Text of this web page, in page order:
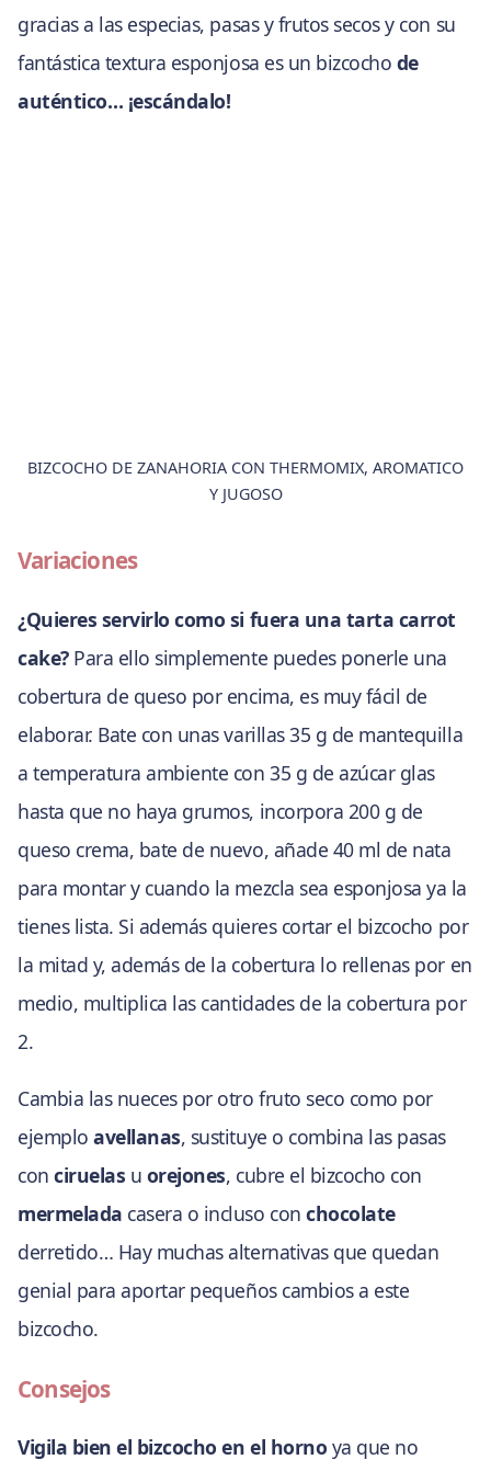
gracias a las especias, pasas y frutos secos y con su
fantástica textura esponjosa es un bizcocho de
auténtico… ¡escándalo!
BIZCOCHO DE ZANAHORIA CON THERMOMIX, AROMATICO
Y JUGOSO
Variaciones
¿Quieres servirlo como si fuera una tarta carrot
cake?Para ello simplemente puedes ponerle una
cobertura de queso por encima, es muy fácil de
elaborar. Bate con unas varillas 35 g de mantequilla
a temperatura ambiente con 35 g de azúcar glas
hasta que no haya grumos, incorpora 200 g de
queso crema, bate de nuevo, añade 40 ml de nata
para montar y cuando la mezcla sea esponjosa ya la
tienes lista. Si además quieres cortar el bizcocho por
la mitad y, además de la cobertura lo rellenas por en
medio, multiplica las cantidades de la cobertura por
2.
Cambia las nueces por otro fruto seco como por
ejemploavellanas, sustituye o combina las pasas
conciruelas u orejones, cubre el bizcocho con
mermelada casera o incluso conchocolate
derretido… Hay muchas alternativas que quedan
genial para aportar pequeños cambios a este
bizcocho.
Consejos
Vigila bien el bizcocho en el horno ya que no